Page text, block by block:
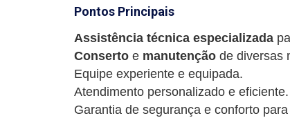
Pontos Principais
Assistência técnica especializada
Conserto e manutenção de diversas
Equipe experiente e equipada.
Atendimento personalizado e eficiente.
Garantia de segurança e conforto